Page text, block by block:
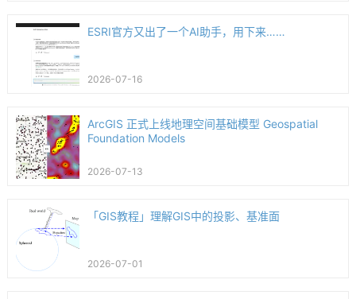
ESRI官方又出了一个AI助手，用下来……
2026-07-16
ArcGIS 正式上线地理空间基础模型 Geospatial
Foundation Models
2026-07-13
「GIS教程」理解GIS中的投影、基准面
2026-07-01